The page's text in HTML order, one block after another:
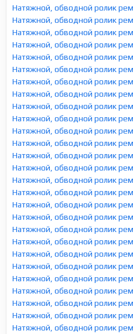
Натяжной, обводной ролик
Натяжной, обводной ролик
Натяжной, обводной ролик
Натяжной, обводной ролик
Натяжной, обводной ролик
Натяжной, обводной ролик
Натяжной, обводной ролик
Натяжной, обводной ролик
Натяжной, обводной ролик
Натяжной, обводной ролик
Натяжной, обводной ролик
Натяжной, обводной ролик
Натяжной, обводной ролик
Натяжной, обводной ролик
Натяжной, обводной ролик
Натяжной, обводной ролик
Натяжной, обводной ролик
Натяжной, обводной ролик
Натяжной, обводной ролик
Натяжной, обводной ролик
Натяжной, обводной ролик
Натяжной, обводной ролик
Натяжной, обводной ролик
Натяжной, обводной ролик
Натяжной, обводной ролик
Натяжной, обводной ролик
Натяжной, обводной ролик